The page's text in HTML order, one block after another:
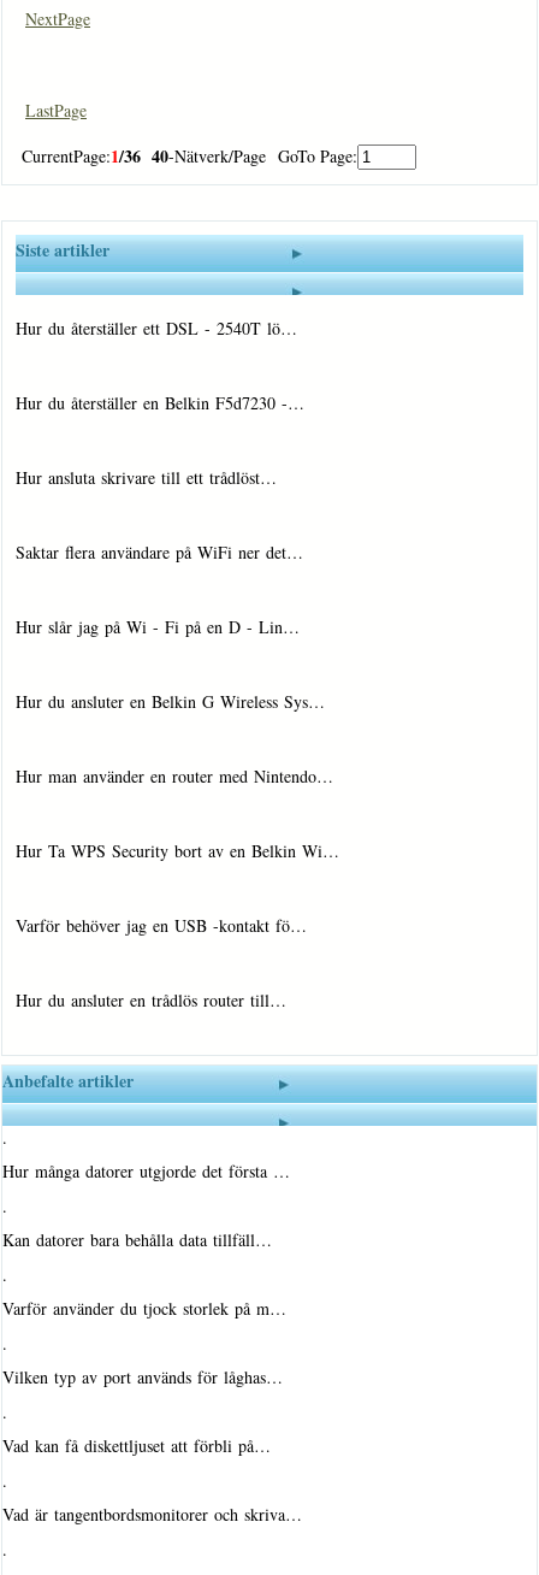
NextPage
LastPage
CurrentPage:1/36 40-Nätverk/Page GoTo Page:
Siste artikler
Hur du återställer ett DSL - 2540T lö…
Hur du återställer en Belkin F5d7230 -…
Hur ansluta skrivare till ett trådlöst…
Saktar flera användare på WiFi ner det…
Hur slår jag på Wi - Fi på en D - Lin…
Hur du ansluter en Belkin G Wireless Sys…
Hur man använder en router med Nintendo…
Hur Ta WPS Security bort av en Belkin Wi…
Varför behöver jag en USB -kontakt fö…
Hur du ansluter en trådlös router till…
Anbefalte artikler
·
Hur många datorer utgjorde det första …
·
Kan datorer bara behålla data tillfäll…
·
Varför använder du tjock storlek på m…
·
Vilken typ av port används för låghas…
·
Vad kan få diskettljuset att förbli på…
·
Vad är tangentbordsmonitorer och skriva…
·